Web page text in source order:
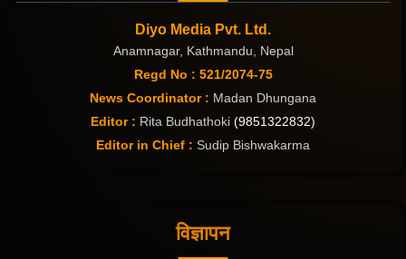
Diyo Media Pvt. Ltd.
Anamnagar, Kathmandu, Nepal
Regd No : 521/2074-75
News Coordinator : Madan Dhungana
Editor : Rita Budhathoki (9851322832)
Editor in Chief : Sudip Bishwakarma
विज्ञापन